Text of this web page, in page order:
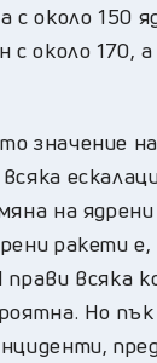
с около 150
с около 170,
значение
на ядрени
ракети е,
всяка
Но